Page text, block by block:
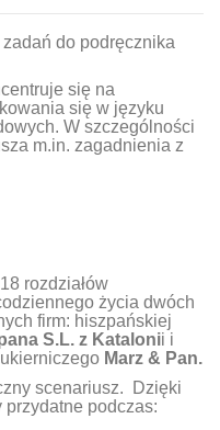
do podręcznika
się na
się w języku
W szczególności
m.in. zagadnienia z
rozdziałów
życia dwóch
firm: hiszpańskiej
S.L. z Katalonii i
Marz & Pan.
scenariusz. Dzięki
podczas: